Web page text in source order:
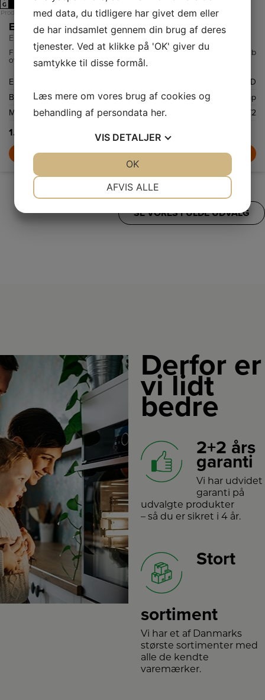
G
Produktdatablad
Electrolux Skabsintegreret emhætte
EFU216W
Funktionel emhætte med 3 hastigheder. Emhætten placeres i et skab
over kogesektionen.
Energiklasse
D
Betjeningspanel, type
Mekanisk skydeknap
Maksimalt udsugningsluft (m3/h)
272
1.599,-
LÆG I KURV
SE VORES FULDE UDVALG
Derfor er
vi lidt
bedre
2+2 års
garanti
Vi har udvidet
garanti på
udvalgte produkter
– så du er sikret i 4 år.
Stort
sortiment
Vi har et af Danmarks
største sortimenter med
alle de kendte
varemærker.
med data, du tidligere har givet dem eller
de har indsamlet gennem din brug af deres
tjenester. Ved at klikke på 'OK' giver du
samtykke til disse formål.
Læs mere om vores brug af cookies og
behandling af persondata her.
VIS DETALJER
STATISTIK
AFVIS ALLE
OK